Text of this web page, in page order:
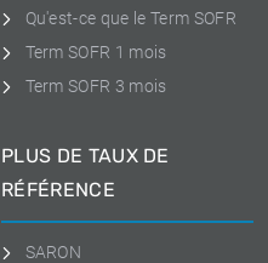
Qu'est-ce que le Term SOFR
Term SOFR 1 mois
Term SOFR 3 mois
PLUS DE TAUX DE
RÉFÉRENCE
SARON